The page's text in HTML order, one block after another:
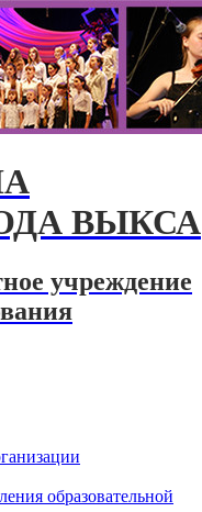
ВЫКСА
учреждение
образовательной